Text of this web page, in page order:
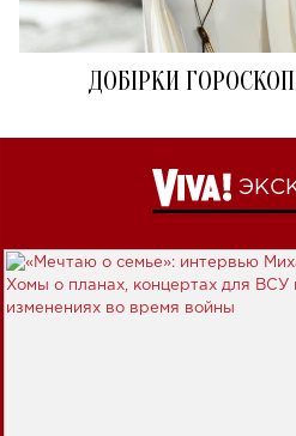
ДОБІРКИ